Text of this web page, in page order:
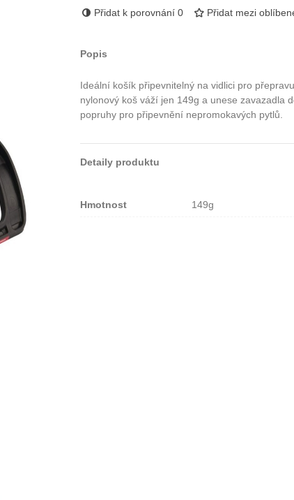
Přidat k porovnání 0 Přidat mezi
Popis
Ideální košík připevnitelný na vidlici pro
nylonový koš váží jen 149g a unese zavazadla
popruhy pro připevnění nepromokavých pytlů.
Detaily produktu
Hmotnost 149g